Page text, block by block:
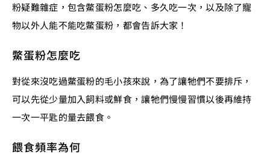
粉疑難雜症，包含鱉蛋粉怎麼吃、多久吃一次，以及除了寵
物以外人能不能吃鱉蛋粉，都會告訴大家！
鱉蛋粉怎麼吃
對從來沒吃過鱉蛋粉的毛小孩來說，為了讓牠們不要排斥，
可以先從少量加入飼料或鮮食，讓牠們慢慢習慣以後再維持
一次一平匙的量去餵食。
餵食頻率為何